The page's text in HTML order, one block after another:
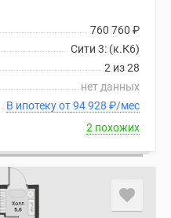
760 760 ₽
Сити 3: (к.К6)
2 из 28
нет данных
В ипотеку от 94 928 ₽/мес
2 похожих